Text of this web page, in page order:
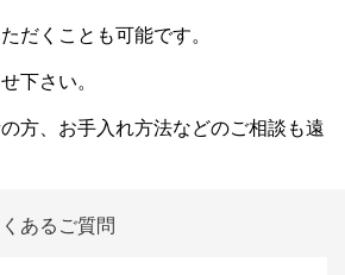
だくことも可能です。
下さい。
方、お手入れ方法などのご相談も遠
あるご質問